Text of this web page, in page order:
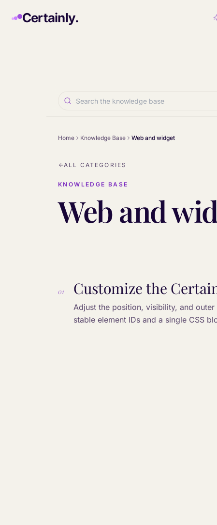
Certainly.
Home Knowledge Base Web and widget
ALL CATEGORIES
KNOWLEDGE BASE
Web and
01 Customize the
Adjust the position, visibility, and
stable element IDs and a single CSS